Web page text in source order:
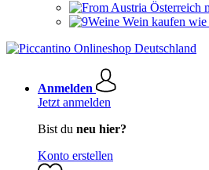
Österreich
Wein kaufen
Anmelden
Jetzt anmelden
Bist du neu hier?
Konto erstellen